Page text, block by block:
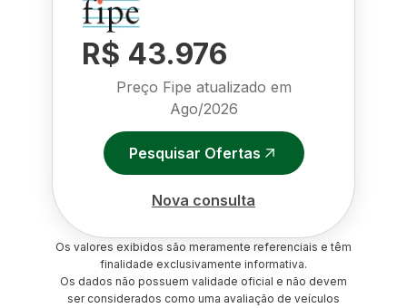
R$ 43.976
Preço Fipe atualizado em
Ago/2026
Pesquisar Ofertas
Nova consulta
Os valores exibidos são meramente referenciais e têm
finalidade exclusivamente informativa.
Os dados não possuem validade oficial e não devem
ser considerados como uma avaliação de veículos